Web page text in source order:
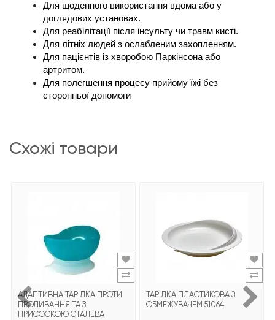
Для щоденного використання вдома або у
доглядових установах.
Для реабілітації після інсульту чи травм кисті.
Для літніх людей з ослабленим захопленням.
Для пацієнтів із хворобою Паркінсона або
артритом.
Для полегшення процесу прийому їжі без
сторонньої допомоги
схожі товари
АДАПТИВНА ТАРІЛКА ПРОТИ
ПРОЛИВАННЯ ТА З
ПРИСОСКОЮ СТАЛЕВА
ТАРІЛКА ПЛАСТИКОВА З
ОБМЕЖУВАЧЕМ 51064